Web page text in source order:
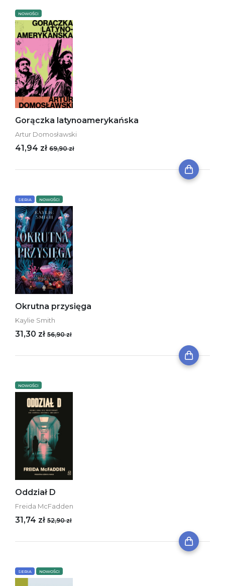
NOWOŚCI
Gorączka latynoamerykańska
Artur Domosławski
41,94 zł 69,90 zł
SERIA NOWOŚCI
Okrutna przysięga
Kaylie Smith
31,30 zł 56,90 zł
NOWOŚCI
Oddział D
Freida McFadden
31,74 zł 52,90 zł
SERIA NOWOŚCI